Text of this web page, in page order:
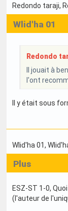
Redondo taraji,
Wlid'ha 01
Redondo
Il jouait à
l'ont
Il y était sous
Wlid'ha 01,
Plus
ESZ-ST 1-0,
(l'auteur de